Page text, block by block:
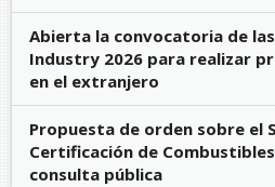
Abierta la convocatoria de
Industry 2026 para realizar
en el extranjero
Propuesta de orden sobre el
Certificación de
consulta pública